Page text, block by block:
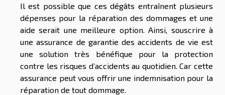
Il est possible que ces dégâts entraînent plusieurs
dépenses pour la réparation des dommages et une
aide serait une meilleure option. Ainsi, souscrire à
une assurance de garantie des accidents de vie est
une solution très bénéfique pour la protection
contre les risques d’accidents au quotidien. Car cette
assurance peut vous offrir une indemnisation pour la
réparation de tout dommage.